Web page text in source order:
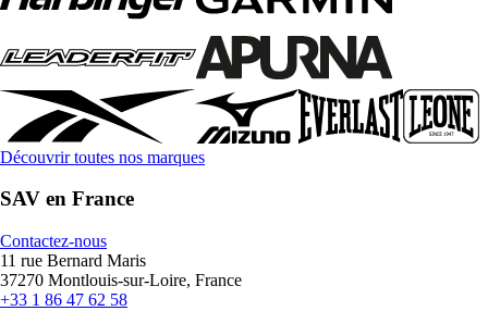
Découvrir toutes nos marques
SAV en France
Contactez-nous
11 rue Bernard Maris
37270 Montlouis-sur-Loire, France
+33 1 86 47 62 58